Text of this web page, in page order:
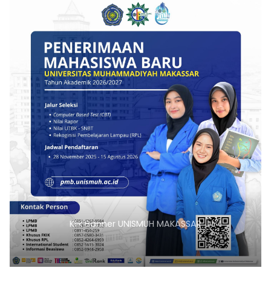
Klik Banner UNISMUH MAKASSAR